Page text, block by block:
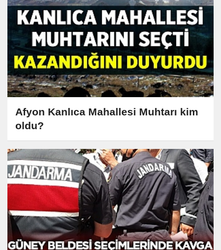
Afyon Kanlıca Mahallesi Muhtarı kim
oldu?